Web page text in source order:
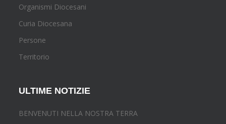
Organismi Diocesani
Curia Diocesana
Persone
Territorio
ULTIME NOTIZIE
BENVENUTI NELLA NOSTRA TERRA